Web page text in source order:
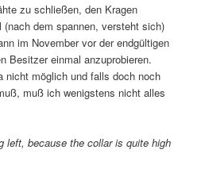
zu schließen, den Kragen
dem spannen, versteht sich)
im November vor der endgültigen
Besitzer einmal anzuprobieren.
nicht möglich und falls doch noch
muß ich wenigstens nicht alles
left, because the collar is quite high